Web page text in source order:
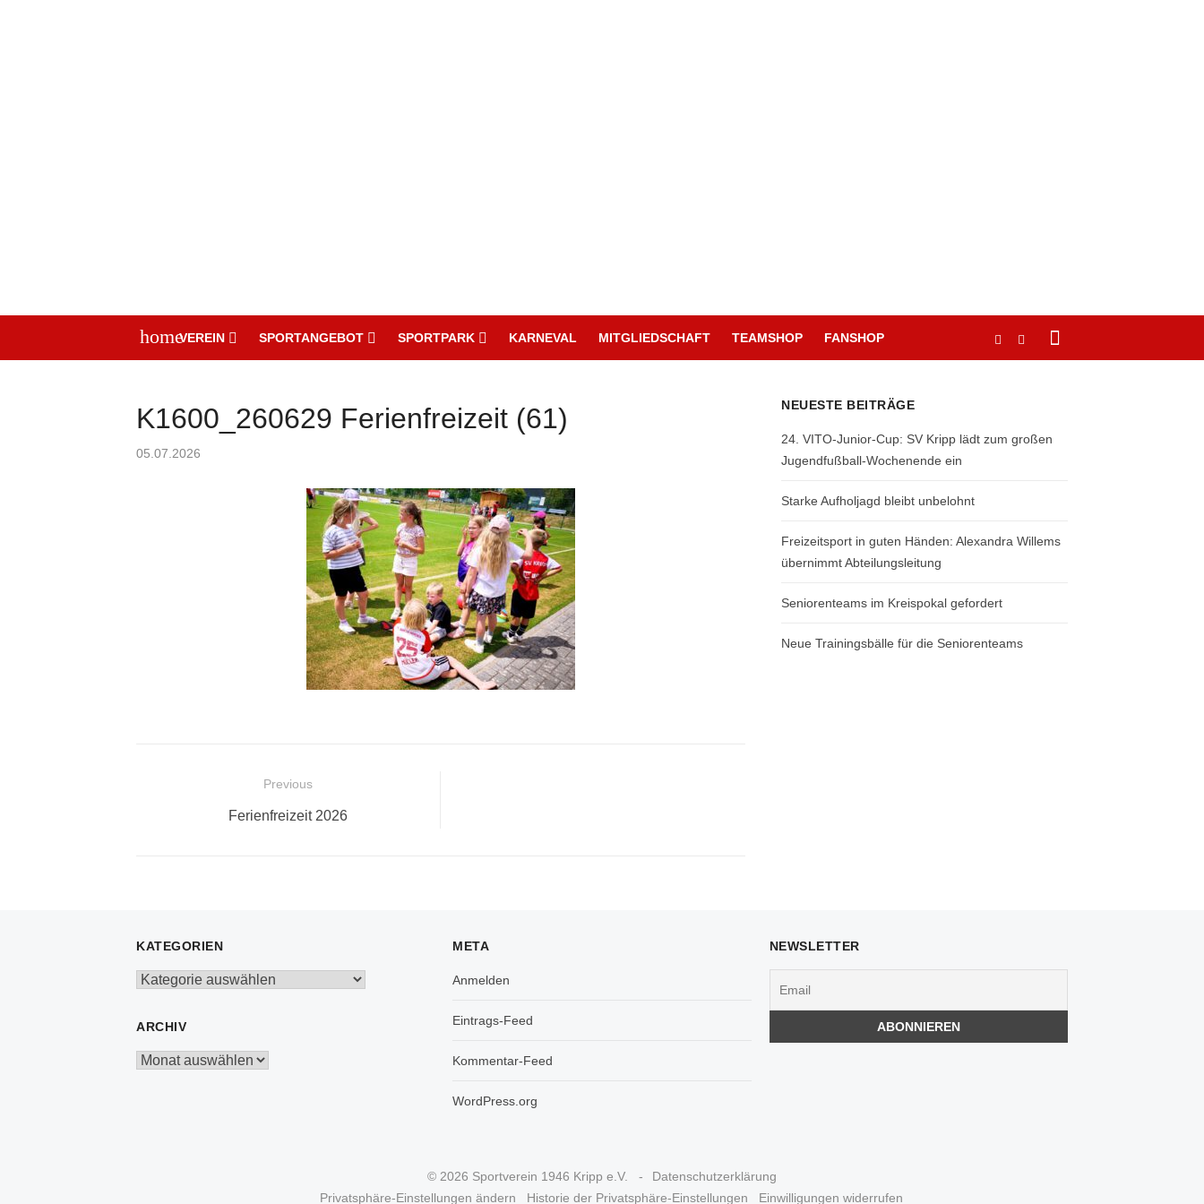
homeVEREIN SPORTANGEBOT SPORTPARK KARNEVAL MITGLIEDSCHAFT TEAMSHOP FANSHOP
K1600_260629 Ferienfreizeit (61)
Posted
05.07.2026
Beitragsnavigation
Previous
Previous
Ferienfreizeit 2026
NEUESTE BEITRÄGE
24. VITO-Junior-Cup: SV Kripp lädt zum großen
Jugendfußball-Wochenende ein
Starke Aufholjagd bleibt unbelohnt
Freizeitsport in guten Händen: Alexandra Willems
übernimmt Abteilungsleitung
Seniorenteams im Kreispokal gefordert
Neue Trainingsbälle für die Seniorenteams
KATEGORIEN
Kategorien
ARCHIV
Archiv
META
Anmelden
Eintrags-Feed
Kommentar-Feed
WordPress.org
NEWSLETTER
© 2026 Sportverein 1946 Kripp e.V.
Datenschutzerklärung
Privatsphäre-Einstellungen ändern
Historie der Privatsphäre-Einstellungen Einwilligungen widerrufen